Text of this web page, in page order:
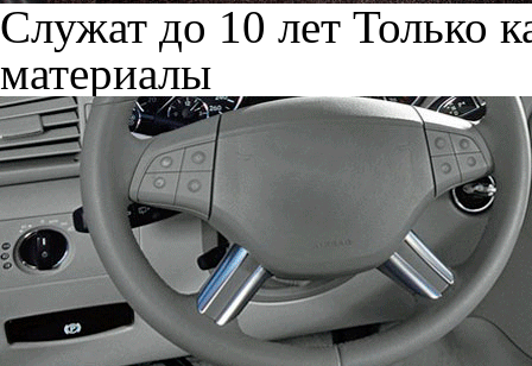
Служат до 10 лет Только
материалы